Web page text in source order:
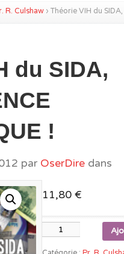
R. Culshaw › Théorie VIH du SIDA,
du SIDA,
!
par OserDire dans
11,80€
quantité